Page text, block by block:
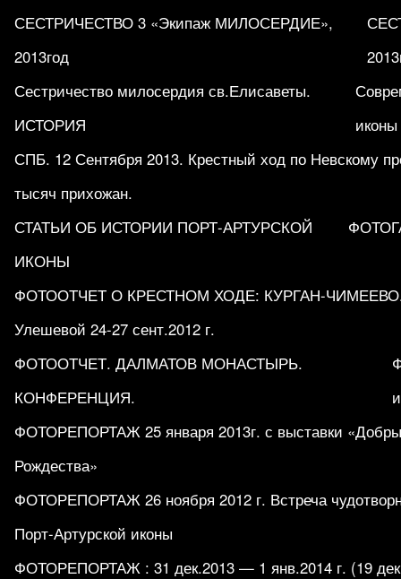
СЕСТРИЧЕСТВО 3 «Экипаж МИЛОСЕРДИЕ»,
2013год
Сестричество милосердия св.Елисаветы.
ИСТОРИЯ
иконы
СПБ. 12 Сентября 2013. Крестный ход по Невскому
тысяч прихожан.
СТАТЬИ ОБ ИСТОРИИ ПОРТ-АРТУРСКОЙ
ИКОНЫ
ФОТООТЧЕТ О КРЕСТНОМ ХОДЕ: КУРГАН-
Улешевой 24-27 сент.2012 г.
ФОТООТЧЕТ. ДАЛМАТОВ МОНАСТЫРЬ.
КОНФЕРЕНЦИЯ.
ФОТОРЕПОРТАЖ 25 января 2013г. с выставки
Рождества»
ФОТОРЕПОРТАЖ 26 ноября 2012 г. Встреча
Порт-Артурской иконы
ФОТОРЕПОРТАЖ : 31 дек.2013 — 1 янв.2014 г. (19